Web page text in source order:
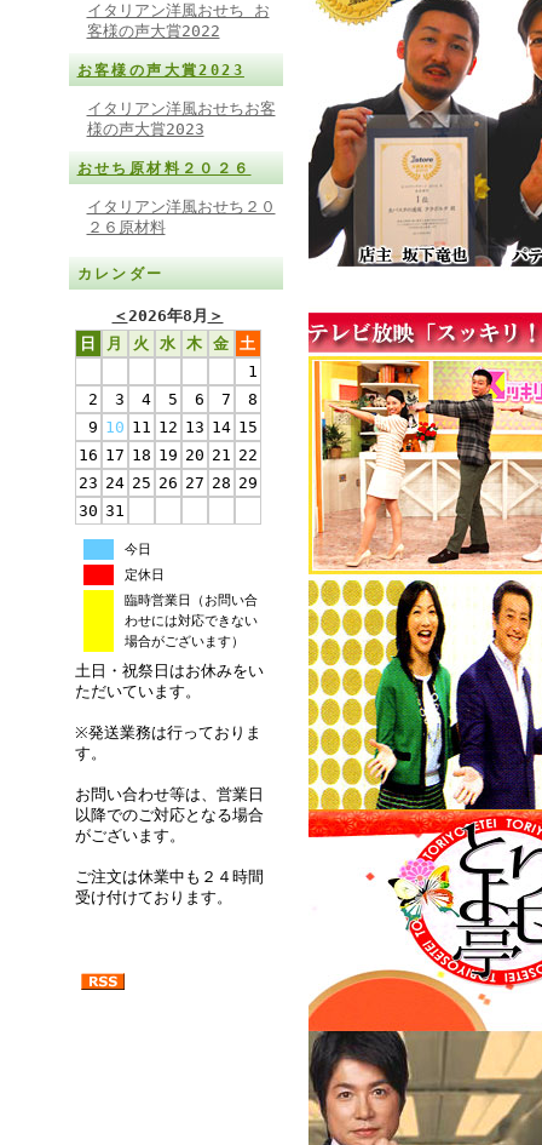
イタリアン洋風おせち お
客様の声大賞2022
お客様の声大賞2023
イタリアン洋風おせちお客
様の声大賞2023
おせち原材料２０２６
イタリアン洋風おせち２０
２６原材料
カレンダー
＜2026年8月 ＞
日
月 火 水 木 金 土
1
2
3 4 5 6 7
8
9 10 11 12 13 14 15
16 17 18 19 20 21 22
23 24 25 26 27 28 29
30 31
今日
定休日
臨時営業日（お問い合
わせには対応できない
場合がございます）
土日・祝祭日はお休みをい
ただいています。
※発送業務は行っておりま
す。
お問い合わせ等は、営業日
以降でのご対応となる場合
がございます。
ご注文は休業中も２４時間
受け付けております。